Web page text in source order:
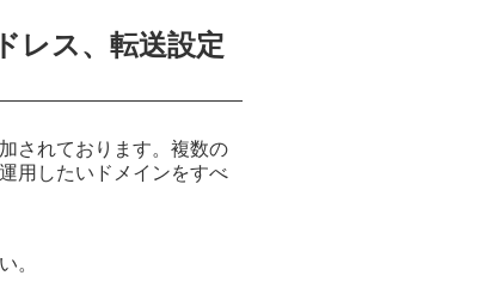
レス、転送設定
されております。複数の
用したいドメインをすべ
。